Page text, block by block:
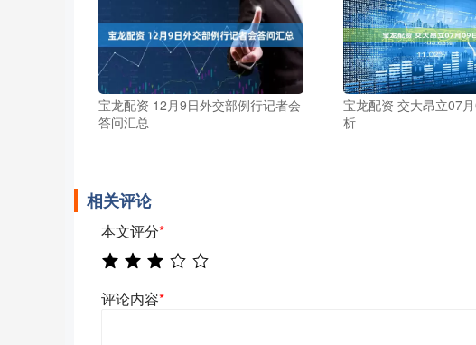
宝龙配资 12月9日外交部例行记者会
答问汇总
宝龙配资 交大昂立07
析
相关评论
本文评分*
评论内容*